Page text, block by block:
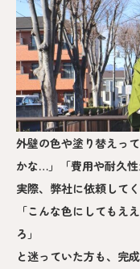
外壁の色や塗り替えっ
かな…」「費用や耐久性
実際、弊社に依頼して
「こんな色にしてもえ
ろ」
と迷っていた方も、完